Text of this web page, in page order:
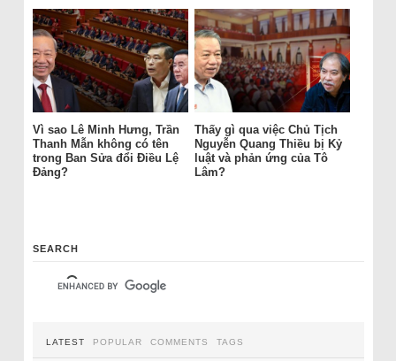
Vì sao Lê Minh Hưng, Trần
Thanh Mẫn không có tên
trong Ban Sửa đổi Điều Lệ
Đảng?
Thấy gì qua việc Chủ Tịch
Nguyễn Quang Thiều bị Kỷ
luật và phản ứng của Tô
Lâm?
SEARCH
LATEST POPULAR COMMENTS TAGS